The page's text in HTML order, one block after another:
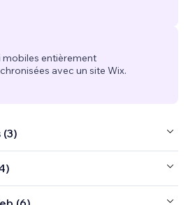
mobiles entièrement
avec un site Wix.